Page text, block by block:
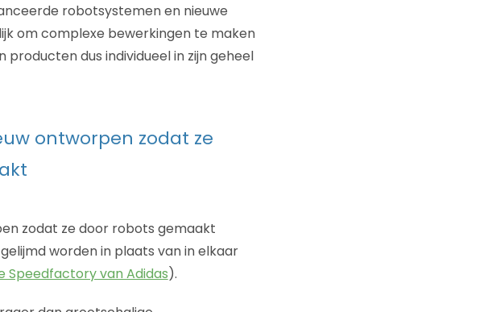
robotsystemen en nieuwe
om complexe bewerkingen te maken
producten dus individueel in zijn geheel
ontworpen zodat ze
zodat ze door robots gemaakt
worden in plaats van in elkaar
Speedfactory van Adidas).